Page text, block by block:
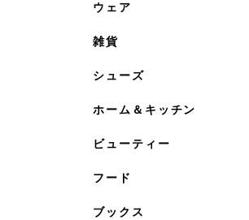
ウェア
雑貨
シューズ
ホーム＆キッチン
ビューティー
フード
ブックス